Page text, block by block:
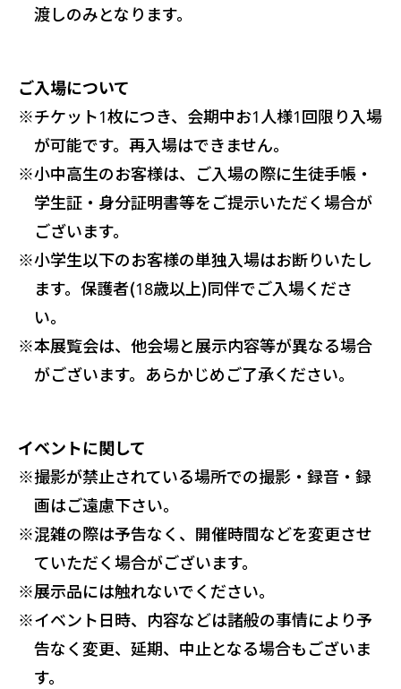
渡しのみとなります。
ご入場について
※チケット1枚につき、会期中お1人様1回限り入場
が可能です。再入場はできません。
※小中高生のお客様は、ご入場の際に生徒手帳・
学生証・身分証明書等をご提示いただく場合が
ございます。
※小学生以下のお客様の単独入場はお断りいたし
ます。保護者(18歳以上)同伴でご入場くださ
い。
※本展覧会は、他会場と展示内容等が異なる場合
がございます。あらかじめご了承ください。
イベントに関して
※撮影が禁止されている場所での撮影・録音・録
画はご遠慮下さい。
※混雑の際は予告なく、開催時間などを変更させ
ていただく場合がございます。
※展示品には触れないでください。
※イベント日時、内容などは諸般の事情により予
告なく変更、延期、中止となる場合もございま
す。